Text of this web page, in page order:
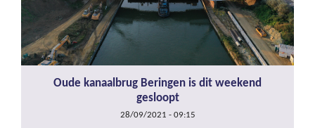
Oude kanaalbrug Beringen is dit weekend
gesloopt
28/09/2021 - 09:15